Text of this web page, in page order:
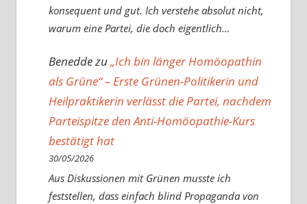
konsequent und gut. Ich verstehe absolut nicht,
warum eine Partei, die doch eigentlich…
Beneddezu„Ich bin länger Homöopathin
als Grüne“ – Erste Grünen-Politikerin und
Heilpraktikerin verlässt die Partei, nachdem
Parteispitze den Anti-Homöopathie-Kurs
bestätigt hat
30/05/2026
Aus Diskussionen mit Grünen musste ich
feststellen, dass einfach blind Propaganda von